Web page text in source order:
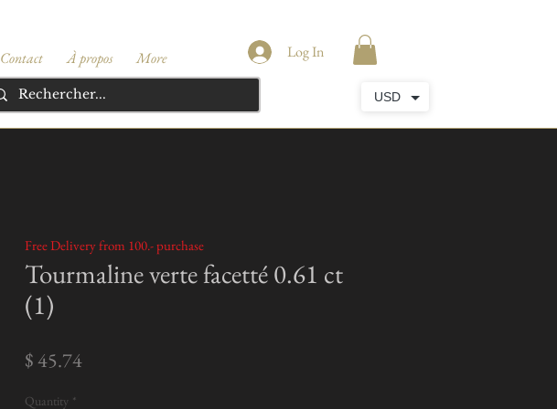
Contact À propos More Log In
Tourmaline verte facetté 0.61 ct
(1)
$ 45.74Price
Quantity *
Free Delivery from 100.- purchase
USD